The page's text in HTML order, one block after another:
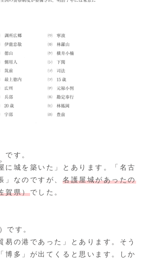
です。
に城を築いた」とあります。「名古
」なのですが、 名護屋城があったの
賀県）でした。
）です。
易の港であった」とあります。そう
博多」が出てくると思います。しか